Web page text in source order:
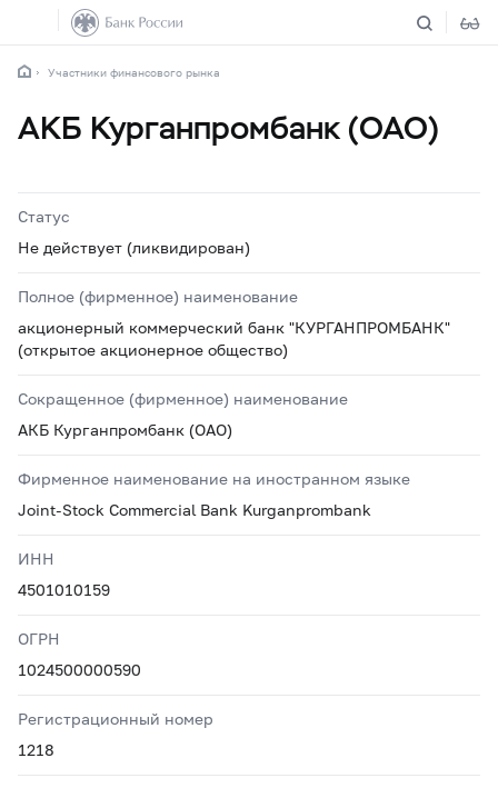
Участники финансового рынка
АКБ Курганпромбанк (ОАО)
Статус
Не действует (ликвидирован)
Полное (фирменное) наименование
акционерный коммерческий банк "КУРГАНПРОМБАНК"
(открытое акционерное общество)
Сокращенное (фирменное) наименование
АКБ Курганпромбанк (ОАО)
Фирменное наименование на иностранном языке
Joint-Stock Commercial Bank Kurganprombank
ИНН
4501010159
ОГРН
1024500000590
Регистрационный номер
1218